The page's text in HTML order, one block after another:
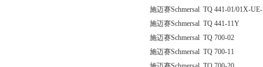
施迈赛Schmersal TQ 441-01/01X-
施迈赛Schmersal TQ 441-11Y
施迈赛Schmersal TQ 700-02
施迈赛Schmersal TQ 700-11